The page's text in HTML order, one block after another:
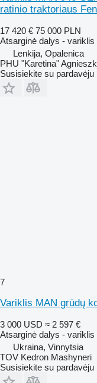
ratinio traktoriaus
17 420 € 75 000 PLN
Atsarginė dalys - variklis
Lenkija, Opalenica
PHU "Karetina"
Susisiekite su pardavėju
7
Variklis MAN grūdų
3 000 USD ≈ 2 597 €
Atsarginė dalys - variklis
Ukraina, Vinnytsia
TOV Kedron Mashyneri
Susisiekite su pardavėju